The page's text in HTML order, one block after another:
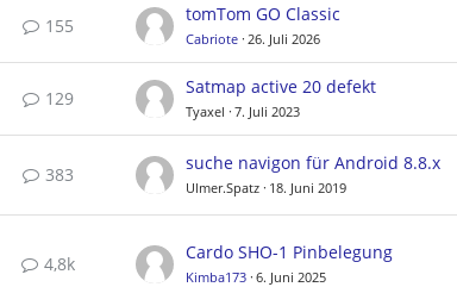
155
tomTom GO Classic
Cabriote 26. Juli 2026
129
Satmap active 20 defekt
Tyaxel 7. Juli 2023
383
suche navigon für Android 8.8.x
Ulmer.Spatz 18. Juni 2019
4,8k
Cardo SHO-1 Pinbelegung
Kimba173 6. Juni 2025